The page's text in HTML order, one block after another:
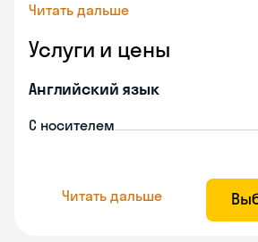
Читать дальше
Услуги и цены
Английский язык
С носителем
Читать дальше